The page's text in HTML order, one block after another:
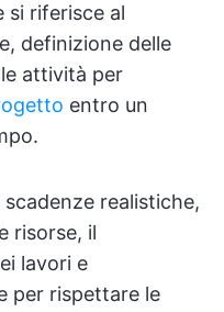
si riferisce al
definizione delle
attività per
entro un
realistiche,
risorse, il
lavori e
per rispettare le